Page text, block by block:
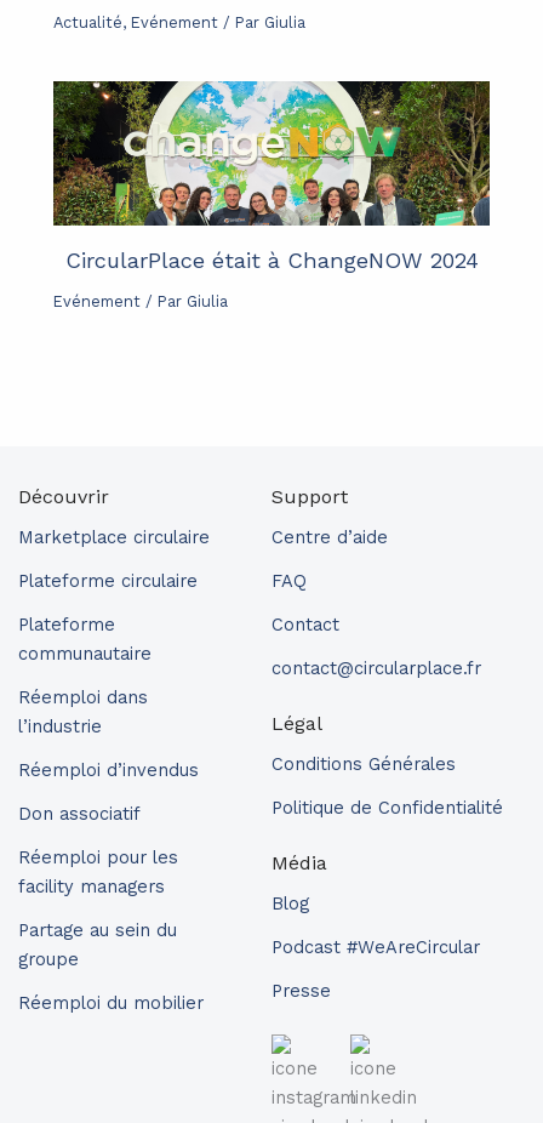
Actualité, Evénement / Par Giulia
CircularPlace était à ChangeNOW 2024
Evénement / Par Giulia
Découvrir
Marketplace circulaire
Plateforme circulaire
Plateforme
communautaire
Réemploi dans
l’industrie
Réemploi d’invendus
Don associatif
Réemploi pour les
facility managers
Partage au sein du
groupe
Réemploi du mobilier
Support
Centre d’aide
FAQ
Contact
contact@circularplace.fr
Légal
Conditions Générales
Politique de Confidentialité
Média
Blog
Podcast #WeAreCircular
Presse